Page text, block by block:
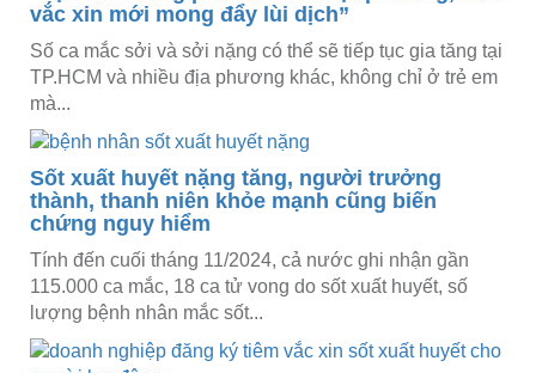
vắc xin mới mong đẩy lùi dịch”
Số ca mắc sởi và sởi nặng có thể sẽ tiếp tục gia tăng tại
TP.HCM và nhiều địa phương khác, không chỉ ở trẻ em
mà...
Sốt xuất huyết nặng tăng, người trưởng
thành, thanh niên khỏe mạnh cũng biến
chứng nguy hiểm
Tính đến cuối tháng 11/2024, cả nước ghi nhận gần
115.000 ca mắc, 18 ca tử vong do sốt xuất huyết, số
lượng bệnh nhân mắc sốt...